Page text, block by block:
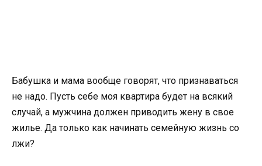
Бабушка и мама вообще говорят, что признаваться
не надо. Пусть себе моя квартира будет на всякий
случай, а мужчина должен приводить жену в свое
жилье. Да только как начинать семейную жизнь со
лжи?